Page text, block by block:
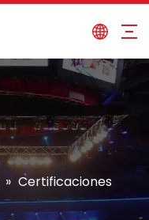
» Certificaciones